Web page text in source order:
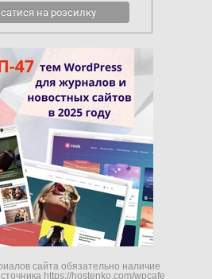
сайта обязательно наличие
https://hostenko.com/wpcafe